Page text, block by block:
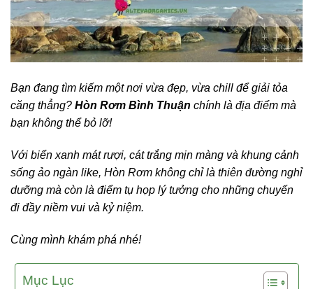
Bạn đang tìm kiếm một nơi vừa đẹp, vừa chill để giải tỏa
căng thẳng? Hòn Rơm Bình Thuận chính là địa điểm mà
bạn không thể bỏ lỡ!
Với biển xanh mát rượi, cát trắng mịn màng và khung cảnh
sống ảo ngàn like, Hòn Rơm không chỉ là thiên đường nghỉ
dưỡng mà còn là điểm tụ họp lý tưởng cho những chuyến
đi đầy niềm vui và kỷ niệm.
Cùng mình khám phá nhé!
Mục Lục